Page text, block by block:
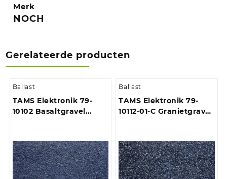
Merk
NOCH
Gerelateerde producten
Ballast
TAMS Elektronik 79-
10102 Basaltgravel
Ballast
TAMS Elektronik 79-
10112-01-C Granietgravel